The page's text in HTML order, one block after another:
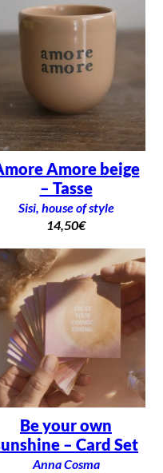
Amore beige
– Tasse
Sisi, house of style
14,50€
Be your own
– Card Set
Anna Cosma